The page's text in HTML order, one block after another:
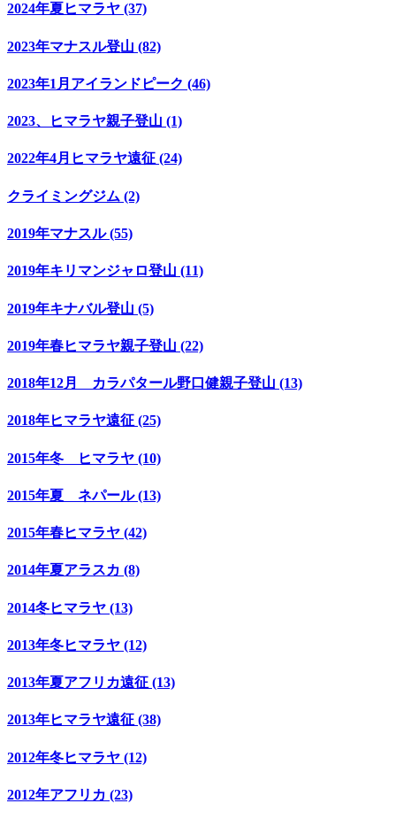
2024年夏ヒマラヤ (37)
2023年マナスル登山 (82)
2023年1月アイランドピーク (46)
2023、ヒマラヤ親子登山 (1)
2022年4月ヒマラヤ遠征 (24)
クライミングジム (2)
2019年マナスル (55)
2019年キリマンジャロ登山 (11)
2019年キナバル登山 (5)
2019年春ヒマラヤ親子登山 (22)
2018年12月 カラパタール野口健親子登山 (13)
2018年ヒマラヤ遠征 (25)
2015年冬 ヒマラヤ (10)
2015年夏 ネパール (13)
2015年春ヒマラヤ (42)
2014年夏アラスカ (8)
2014冬ヒマラヤ (13)
2013年冬ヒマラヤ (12)
2013年夏アフリカ遠征 (13)
2013年ヒマラヤ遠征 (38)
2012年冬ヒマラヤ (12)
2012年アフリカ (23)